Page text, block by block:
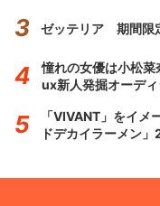
ゼッテリア 期間限
憧れの女優は小松
ux新人発掘オーデ
「VIVANT」をイ
ドデカイラーメン」